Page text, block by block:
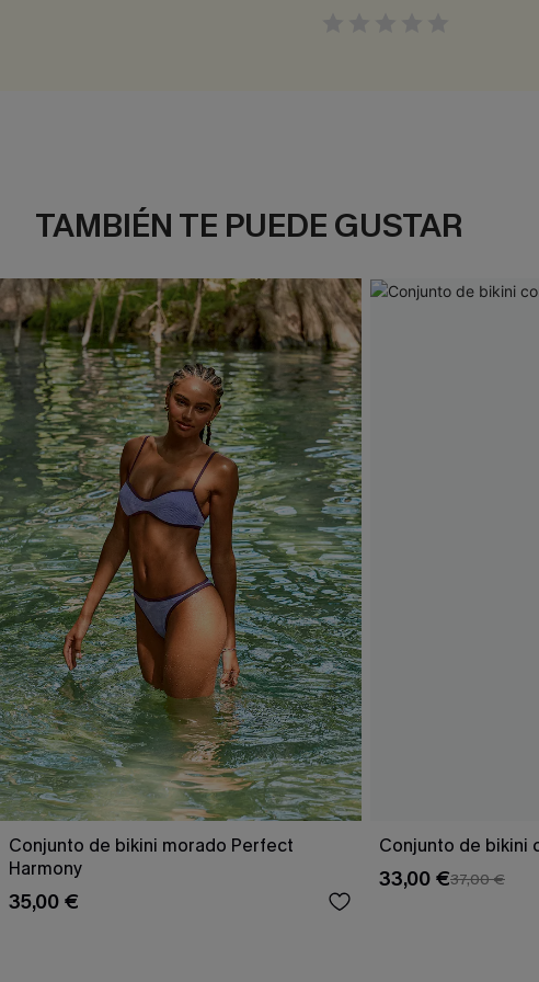
TAMBIÉN TE PUEDE GUSTAR
Conjunto de bikini morado Perfect
Harmony
35,00 €
Conjunto de bikini
33,00 €37,00 €